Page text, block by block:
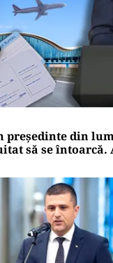
președinte din
să se întoarcă.